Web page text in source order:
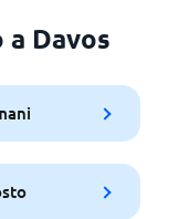
Davos